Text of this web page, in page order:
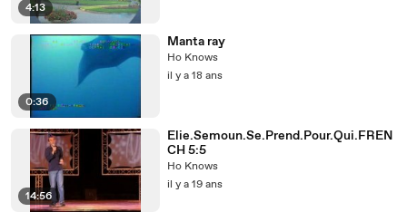
4:13
0:36
Manta ray
Ho Knows
il y a 18 ans
14:56
Elie.Semoun.Se.Prend.Pour.Qui.FREN
CH 5:5
Ho Knows
il y a 19 ans